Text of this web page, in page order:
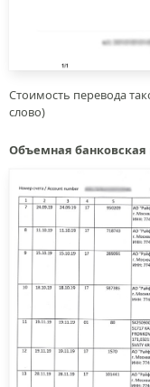
Стоимость перевода
слово)
Объемная банковская